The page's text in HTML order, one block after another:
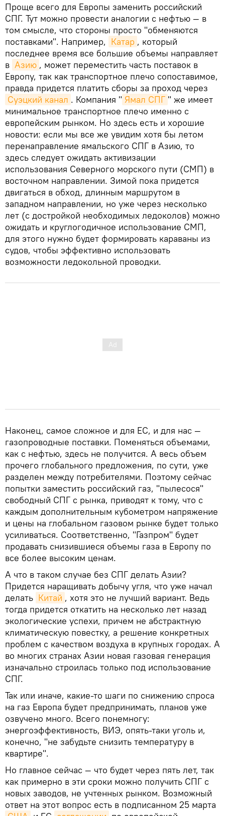
Проще всего для Европы заменить российский
СПГ. Тут можно провести аналогии с нефтью — в
том смысле, что стороны просто "обменяются
поставками". Например, Катар , который
последнее время все большие объемы направляет
в Азию , может переместить часть поставок в
Европу, так как транспортное плечо сопоставимое,
правда придется платить сборы за проход через
Суэцкий канал . Компания " Ямал СПГ " же имеет
минимальное транспортное плечо именно с
европейским рынком. Но здесь есть и хорошие
новости: если мы все же увидим хотя бы летом
перенаправление ямальского СПГ в Азию, то
здесь следует ожидать активизации
использования Северного морского пути (СМП) в
восточном направлении. Зимой пока придется
двигаться в обход, длинным маршрутом в
западном направлении, но уже через несколько
лет (с достройкой необходимых ледоколов) можно
ожидать и круглогодичное использование СМП,
для этого нужно будет формировать караваны из
судов, чтобы эффективно использовать
возможности ледокольной проводки.
Наконец, самое сложное и для ЕС, и для нас —
газопроводные поставки. Поменяться объемами,
как с нефтью, здесь не получится. А весь объем
прочего глобального предложения, по сути, уже
разделен между потребителями. Поэтому сейчас
попытки заместить российский газ, "пылесося"
свободный СПГ с рынка, приводят к тому, что с
каждым дополнительным кубометром напряжение
и цены на глобальном газовом рынке будет только
усиливаться. Соответственно, "Газпром" будет
продавать снизившиеся объемы газа в Европу по
все более высоким ценам.
А что в таком случае без СПГ делать Азии?
Придется наращивать добычу угля, что уже начал
делать Китай , хотя это не лучший вариант. Ведь
тогда придется откатить на несколько лет назад
экологические успехи, причем не абстрактную
климатическую повестку, а решение конкретных
проблем с качеством воздуха в крупных городах. А
во многих странах Азии новая газовая генерация
изначально строилась только под использование
СПГ.
Так или иначе, какие-то шаги по снижению спроса
на газ Европа будет предпринимать, планов уже
озвучено много. Всего понемногу:
энергоэффективность, ВИЭ, опять-таки уголь и,
конечно, "не забудьте снизить температуру в
квартире".
Но главное сейчас — что будет через пять лет, так
как примерно в эти сроки можно получить СПГ с
новых заводов, не учтенных рынком. Возможный
ответ на этот вопрос есть в подписанном 25 марта